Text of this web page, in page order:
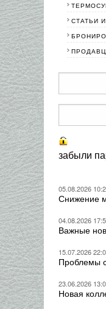
СТАТЬИ
забыли
05.08.2026
Снижение
04.08.2026
Важные
15.07.2026
Проблемы
23.06.2026
Новая